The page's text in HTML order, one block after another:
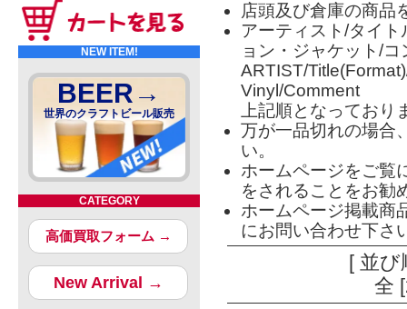
NEW ITEM!
BEER→
世界のクラフトビール販売
CATEGORY
高価買取フォーム →
New Arrival →
店頭及び倉庫の商品
アーティスト/タイ
ョン・ジャケット/
ARTIST/
Vinyl/Comment
上記順となっており
万が一品切れの場合
い。
ホームページをご覧
をされることをお勧
ホームページ掲載商
にお問い合わせ下さ
[ 並
全